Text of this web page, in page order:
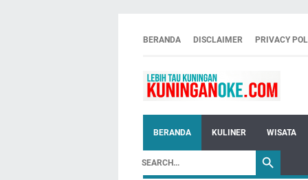
BERANDA DISCLAIMER PRIVACY
BERANDA KULINER WISATA